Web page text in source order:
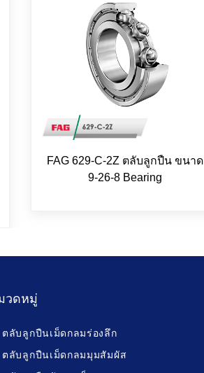
FAG 629-C-2Z ตลับลูกปืน ขนาด
9-26-8 Bearing
วดหมู่
ตลับลูกปืนเม็ดกลมร่องลึก
ตลับลูกปืนเม็ดกลมมุมสัมผัส